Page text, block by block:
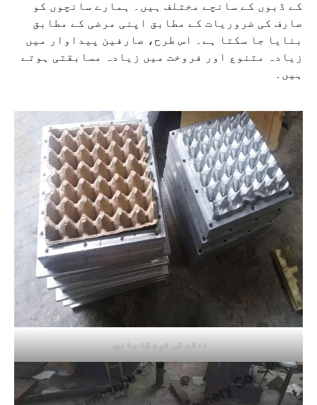
کے ڈبوں کے سانچے مختلف ہیں۔ ہمارے سانچوں کو
صارف کی ضروریات کے مطابق اپنی مرضی کے مطابق
بنایا جا سکتا ہے۔ اس طرح، صارفین پیداوار میں
زیادہ متنوع اور فروخت میں زیادہ مسابقتی ہوتے
ہیں۔
انڈے کی ٹرے کا سانچہ